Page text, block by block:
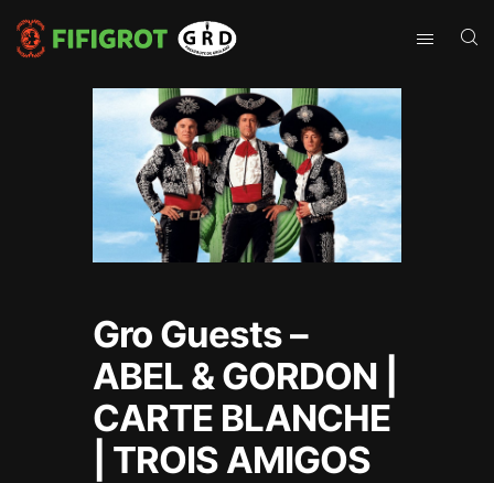
Gro Guests –
ABEL & GORDON |
CARTE BLANCHE
| TROIS AMIGOS